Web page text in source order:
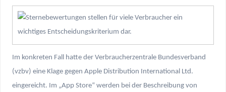
Im konkreten Fall hatte der Verbraucherzentrale Bundesverband
(vzbv) eine Klage gegen Apple Distribution International Ltd.
eingereicht. Im „App Store“ werden bei der Beschreibung von